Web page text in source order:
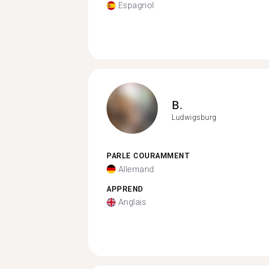
Espagnol
B.
Ludwigsburg
PARLE COURAMMENT
Allemand
APPREND
Anglais